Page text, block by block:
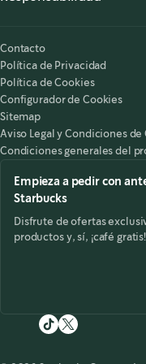
Contacto
Política de Privacidad
Política de Cookies
Configurador de Cookies
Sitemap
Aviso Legal y Condiciones de
Condiciones generales del
Empieza a pedir con
Starbucks
Disfrute de ofertas
productos y, sí, ¡café gratis!